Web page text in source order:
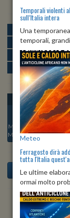
MATTINA
POMERIGGIO
SERA
NOTTE
OGGI
Min:
26°C
Max:33°C
SAB 08
Min:
Max:33°C
Previsioni del
Temporali violenti
sull’Italia intera
Una
temporali,
Meteo
Ferragosto dirà
tutta l'Italia
Le ultime
ormai molto